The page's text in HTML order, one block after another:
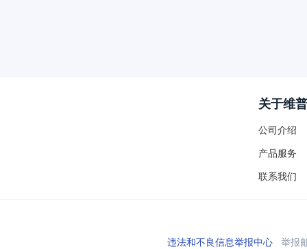
关于维普
公司介绍
产品服务
联系我们
违法和不良信息举报中心举报